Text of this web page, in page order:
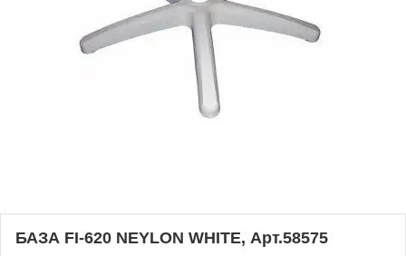
БАЗА FI-620 NEYLON WHITE, Арт.58575